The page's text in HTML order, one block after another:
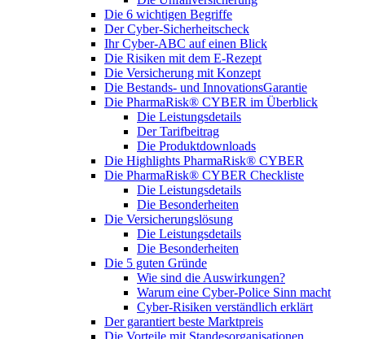
Die 6 wichtigen Begriffe
Der Cyber-Sicher­heits­check
Ihr Cyber-ABC auf einen Blick
Die Risiken mit dem E-Rezept
Die Versicherung mit Konzept
Die Bestands- und InnovationsGarantie
Die PharmaRisk® CYBER im Überblick
Die Leistungsdetails
Der Tarifbeitrag
Die Produktdownloads
Die Highlights PharmaRisk® CYBER
Die PharmaRisk® CYBER Checkliste
Die Leistungsdetails
Die Besonderheiten
Die Versicherungslösung
Die Leistungsdetails
Die Besonderheiten
Die 5 guten Gründe
Wie sind die Auswirkungen?
Warum eine Cyber-Police Sinn macht
Cyber-Risiken verständlich erklärt
Der garantiert beste Marktpreis
Die Vorteile mit Standesorganisationen